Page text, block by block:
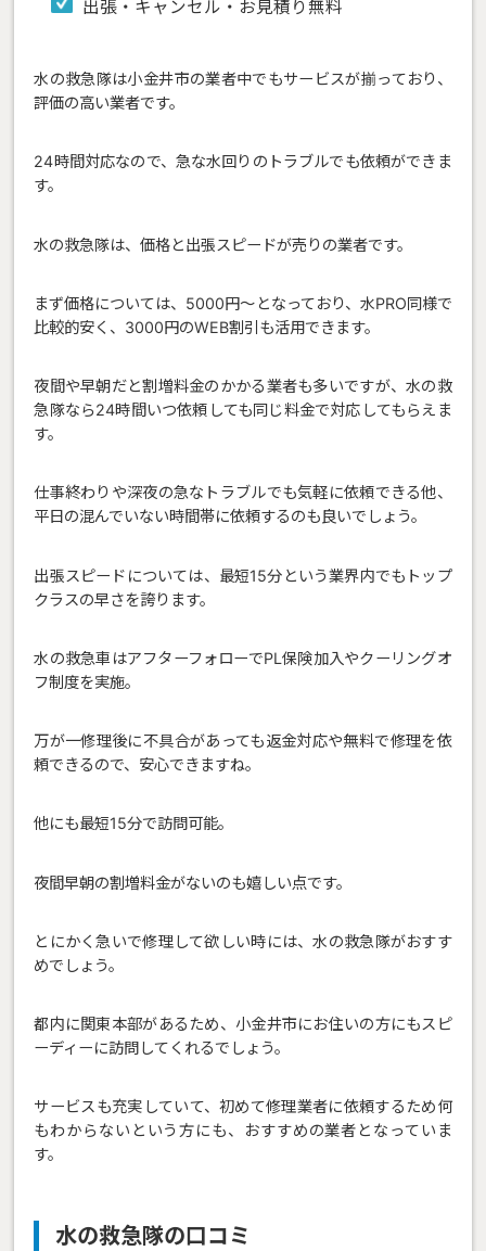
出張・キャンセル・お見積り無料
水の救急隊は小金井市の業者中でもサービスが揃っており、
評価の高い業者です。
24時間対応なので、急な水回りのトラブルでも依頼ができま
す。
水の救急隊は、価格と出張スピードが売りの業者です。
まず価格については、5000円～となっており、水PRO同様で
比較的安く、3000円のWEB割引も活用できます。
夜間や早朝だと割増料金のかかる業者も多いですが、水の救
急隊なら24時間いつ依頼しても同じ料金で対応してもらえま
す。
仕事終わりや深夜の急なトラブルでも気軽に依頼できる他、
平日の混んでいない時間帯に依頼するのも良いでしょう。
出張スピードについては、最短15分という業界内でもトップ
クラスの早さを誇ります。
水の救急車はアフターフォローでPL保険加入やクーリングオ
フ制度を実施。
万が一修理後に不具合があっても返金対応や無料で修理を依
頼できるので、安心できますね。
他にも最短15分で訪問可能。
夜間早朝の割増料金がないのも嬉しい点です。
とにかく急いで修理して欲しい時には、水の救急隊がおすす
めでしょう。
都内に関東本部があるため、小金井市にお住いの方にもスピ
ーディーに訪問してくれるでしょう。
サービスも充実していて、初めて修理業者に依頼するため何
もわからないという方にも、おすすめの業者となっていま
す。
水の救急隊の口コミ